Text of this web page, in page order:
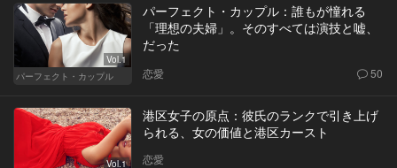
Vol.1
パーフェクト・カップル
パーフェクト・カップル：誰もが憧れる
「理想の夫婦」。そのすべては演技と嘘、
だった
恋愛 50
Vol.1
港区女子の原点：彼氏のランクで引き上げ
られる、女の価値と港区カースト
恋愛